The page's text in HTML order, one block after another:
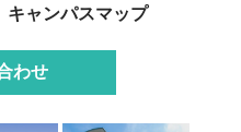
キャンパスマップ
わせ